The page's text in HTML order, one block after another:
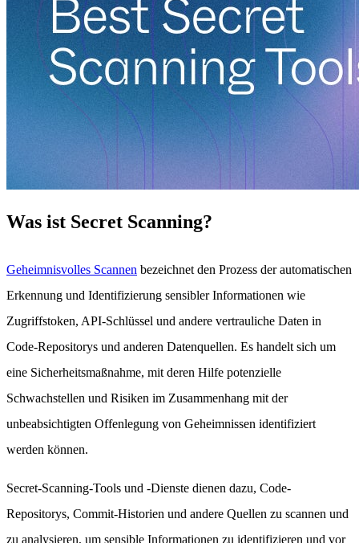
Was ist Secret Scanning?
Geheimnisvolles Scannen bezeichnet den Prozess der automatischen
Erkennung und Identifizierung sensibler Informationen wie
Zugriffstoken, API-Schlüssel und andere vertrauliche Daten in
Code-Repositorys und anderen Datenquellen. Es handelt sich um
eine Sicherheitsmaßnahme, mit deren Hilfe potenzielle
Schwachstellen und Risiken im Zusammenhang mit der
unbeabsichtigten Offenlegung von Geheimnissen identifiziert
werden können.
Secret-Scanning-Tools und -Dienste dienen dazu, Code-
Repositorys, Commit-Historien und andere Quellen zu scannen und
zu analysieren, um sensible Informationen zu identifizieren und vor